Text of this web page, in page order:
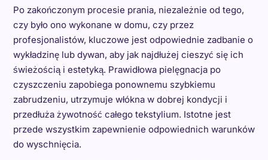
Po zakończonym procesie prania, niezależnie od tego,
czy było ono wykonane w domu, czy przez
profesjonalistów, kluczowe jest odpowiednie zadbanie o
wykładzinę lub dywan, aby jak najdłużej cieszyć się ich
świeżością i estetyką. Prawidłowa pielęgnacja po
czyszczeniu zapobiega ponownemu szybkiemu
zabrudzeniu, utrzymuje włókna w dobrej kondycji i
przedłuża żywotność całego tekstylium. Istotne jest
przede wszystkim zapewnienie odpowiednich warunków
do wyschnięcia.